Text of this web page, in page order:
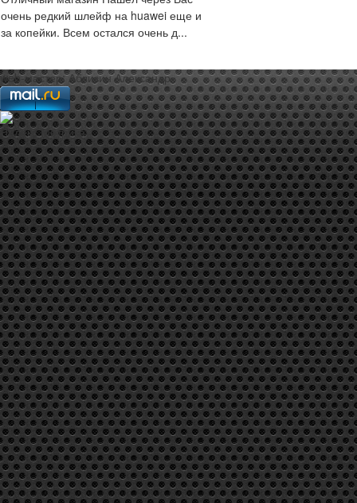
очень редкий шлейф на huawei еще и
за копейки. Всем остался очень д...
web-мастер:Аблизин Александр